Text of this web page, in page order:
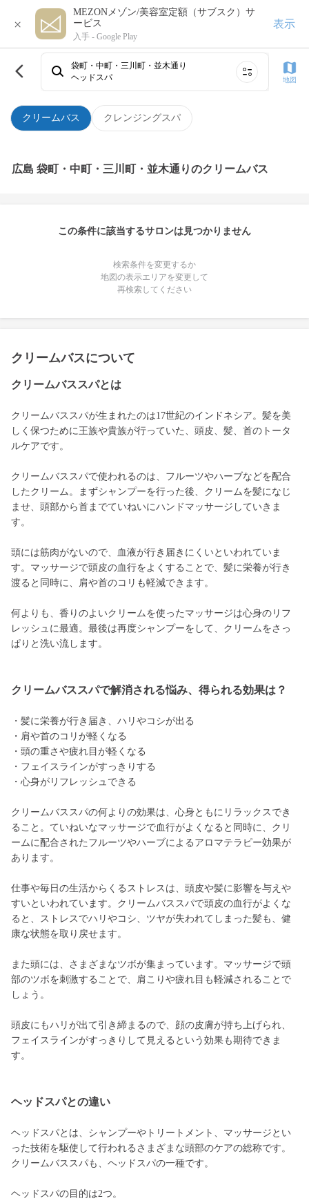
×
MEZONメゾン/美容室定額（サブスク）サ
ービス
入手 - Google Play
表示
クリームバス クレンジングスパ
袋町・中町・三川町・並木通り
ヘッドスパ
地図
広島 袋町・中町・三川町・並木通りのクリームバス
この条件に該当するサロンは見つかりません
検索条件を変更するか
地図の表示エリアを変更して
再検索してください
クリームバスについて
クリームバススパとは
クリームバススパが生まれたのは17世紀のインドネシア。髪を美
しく保つために王族や貴族が行っていた、頭皮、髪、首のトータ
ルケアです。
クリームバススパで使われるのは、フルーツやハーブなどを配合
したクリーム。まずシャンプーを行った後、クリームを髪になじ
ませ、頭部から首までていねいにハンドマッサージしていきま
す。
頭には筋肉がないので、血液が行き届きにくいといわれていま
す。マッサージで頭皮の血行をよくすることで、髪に栄養が行き
渡ると同時に、肩や首のコリも軽減できます。
何よりも、香りのよいクリームを使ったマッサージは心身のリフ
レッシュに最適。最後は再度シャンプーをして、クリームをさっ
ぱりと洗い流します。
クリームバススパで解消される悩み、得られる効果は？
・髪に栄養が行き届き、ハリやコシが出る
・肩や首のコリが軽くなる
・頭の重さや疲れ目が軽くなる
・フェイスラインがすっきりする
・心身がリフレッシュできる
クリームバススパの何よりの効果は、心身ともにリラックスでき
ること。ていねいなマッサージで血行がよくなると同時に、クリ
ームに配合されたフルーツやハーブによるアロマテラピー効果が
あります。
仕事や毎日の生活からくるストレスは、頭皮や髪に影響を与えや
すいといわれています。クリームバススパで頭皮の血行がよくな
ると、ストレスでハリやコシ、ツヤが失われてしまった髪も、健
康な状態を取り戻せます。
また頭には、さまざまなツボが集まっています。マッサージで頭
部のツボを刺激することで、肩こりや疲れ目も軽減されることで
しょう。
頭皮にもハリが出て引き締まるので、顔の皮膚が持ち上げられ、
フェイスラインがすっきりして見えるという効果も期待できま
す。
ヘッドスパとの違い
ヘッドスパとは、シャンプーやトリートメント、マッサージとい
った技術を駆使して行われるさまざまな頭部のケアの総称です。
クリームバススパも、ヘッドスパの一種です。
ヘッドスパの目的は2つ。